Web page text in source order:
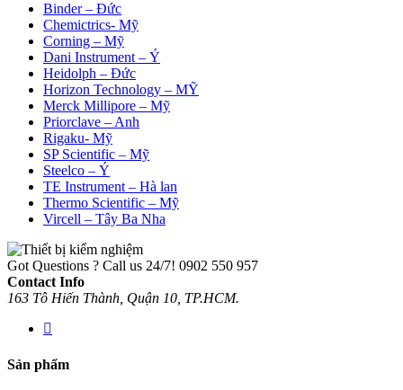
Binder – Đức
Chemictrics- Mỹ
Corning – Mỹ
Dani Instrument – Ý
Heidolph – Đức
Horizon Technology – MỸ
Merck Millipore – Mỹ
Priorclave – Anh
Rigaku- Mỹ
SP Scientific – Mỹ
Steelco – Ý
TE Instrument – Hà lan
Thermo Scientific – Mỹ
Vircell – Tây Ba Nha
Got Questions ? Call us 24/7! 0902 550 957
Contact Info
163 Tô Hiến Thành, Quận 10, TP.HCM.
Sản phẩm